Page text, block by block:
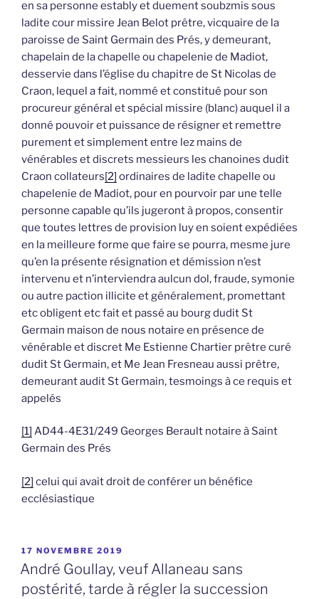
en sa personne estably et duement soubzmis sous
ladite cour missire Jean Belot prêtre, vicquaire de la
paroisse de Saint Germain des Prés, y demeurant,
chapelain de la chapelle ou chapelenie de Madiot,
desservie dans l’église du chapitre de St Nicolas de
Craon, lequel a fait, nommé et constitué pour son
procureur général et spécial missire (blanc) auquel il a
donné pouvoir et puissance de résigner et remettre
purement et simplement entre lez mains de
vénérables et discrets messieurs les chanoines dudit
Craon collateurs[2] ordinaires de ladite chapelle ou
chapelenie de Madiot, pour en pourvoir par une telle
personne capable qu’ils jugeront à propos, consentir
que toutes lettres de provision luy en soient expédiées
en la meilleure forme que faire se pourra, mesme jure
qu’en la présente résignation et démission n’est
intervenu et n’interviendra aulcun dol, fraude, symonie
ou autre paction illicite et généralement, promettant
etc obligent etc fait et passé au bourg dudit St
Germain maison de nous notaire en présence de
vénérable et discret Me Estienne Chartier prêtre curé
dudit St Germain, et Me Jean Fresneau aussi prêtre,
demeurant audit St Germain, tesmoings à ce requis et
appelés
[1] AD44-4E31/249 Georges Berault notaire à Saint
Germain des Prés
[2] celui qui avait droit de conférer un bénéfice
ecclésiastique
PUBLIÉ
LE
17 NOVEMBRE 2019
André Goullay, veuf Allaneau sans
postérité, tarde à régler la succession